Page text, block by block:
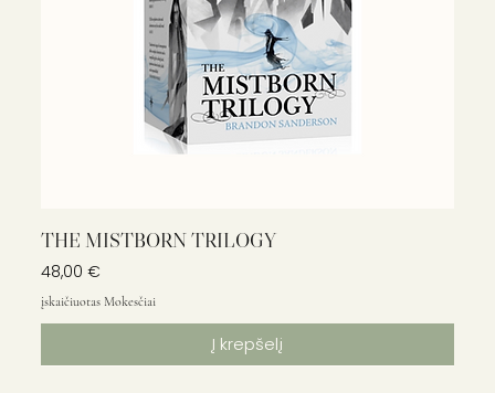
THE MISTBORN TRILOGY
Kaina
48,00 €
įskaičiuotas Mokesčiai
Į krepšelį